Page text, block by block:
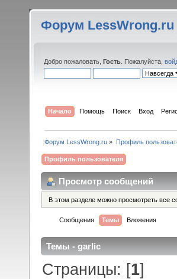
Форум LessWrong.ru
Добро пожаловать, Гость . Пожалуйста,
Начало Помощь Поиск Вход
Форум LessWrong.ru » Профиль
Профиль пользователя
Просмотр сообщений
В этом разделе можно просмотреть все
Сообщения Темы Вложения
Темы - garlic
Страницы: [1]